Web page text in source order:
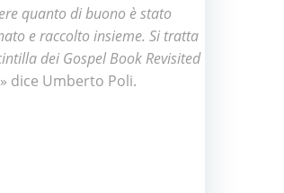
quanto di buono è stato
e raccolto insieme. Si tratta
dei Gospel Book Revisited
» dice Umberto Poli.